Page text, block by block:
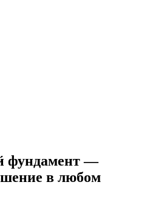
фундамент —
в любом